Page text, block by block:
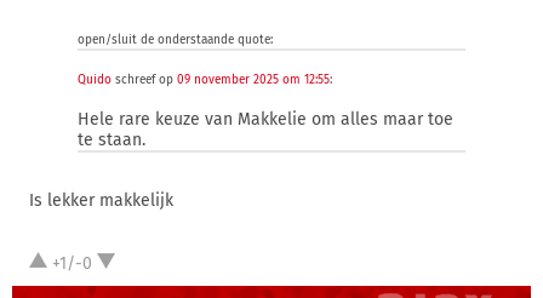
open/sluit de onderstaande quote:
Quido schreef op 09 november 2025 om 12:55:
Hele rare keuze van Makkelie om alles maar toe
te staan.
Is lekker makkelijk
+1/-0